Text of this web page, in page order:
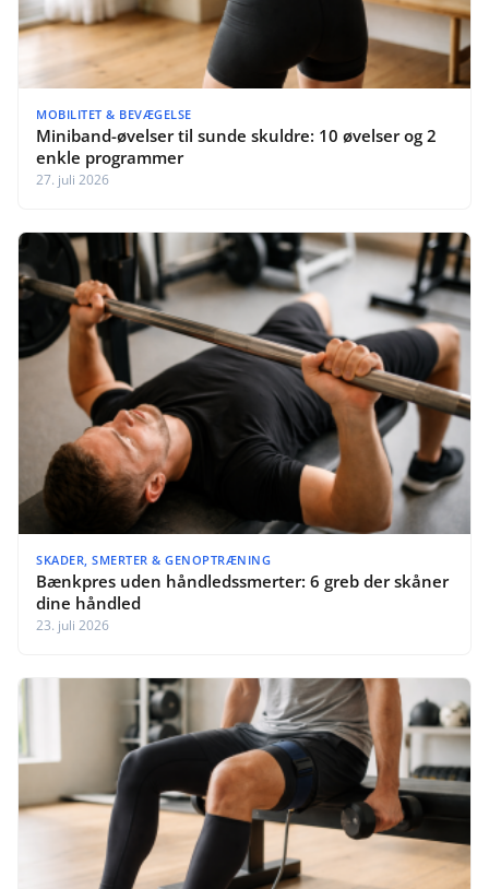
MOBILITET & BEVÆGELSE
Miniband-øvelser til sunde skuldre: 10 øvelser og 2
enkle programmer
27. juli 2026
SKADER, SMERTER & GENOPTRÆNING
Bænkpres uden håndledssmerter: 6 greb der skåner
dine håndled
23. juli 2026